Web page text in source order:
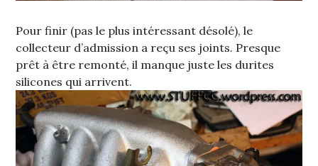
Pour finir (pas le plus intéressant désolé), le
collecteur d’admission a reçu ses joints. Presque
prêt à être remonté, il manque juste les durites
silicones qui arrivent.